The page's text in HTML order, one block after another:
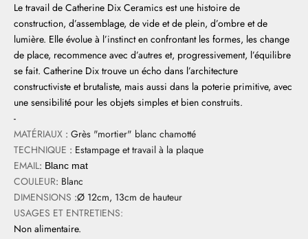
Le travail de Catherine Dix Ceramics est une histoire de
construction, d’assemblage, de vide et de plein, d’ombre et de
lumière. Elle évolue à l’instinct en confrontant les formes, les change
de place, recommence avec d’autres et, progressivement, l’équilibre
se fait. Catherine Dix trouve un écho dans l’architecture
constructiviste et brutaliste, mais aussi dans la poterie primitive, avec
une sensibilité pour les objets simples et bien construits.
-
MATÉRIAUX : Grès "mortier" blanc chamotté
TECHNIQUE : Estampage et travail à la plaque
EMAIL: Blanc mat
COULEUR: Blanc
DIMENSIONS :Ø 12cm, 13cm de hauteur
USAGES ET ENTRETIENS:
Non alimentaire.